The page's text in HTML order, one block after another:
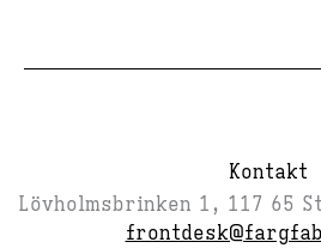
Kontakt
Lövholmsbrinken 1, 117 65